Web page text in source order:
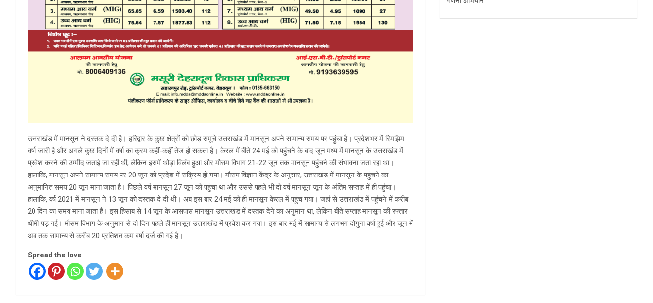
उत्तराखंड में मानसून ने दस्तक दे दी है। हरिद्वार के कुछ क्षेत्रों को छोड़ समूचे उत्तराखंड में मानसून अपने सामान्य समय पर पहुंचा है। प्रदेशभर में रिमझिम
वर्षा जारी है और अगले कुछ दिनों में वर्षा का क्रम कहीं-कहीं तेज हो सकता है। केरल में बीते 24 मई को पहुंचने के बाद जून मध्य में मानसून के उत्तराखंड में
प्रवेश करने की उम्मीद जताई जा रही थी, लेकिन इसमें थोड़ा विलंब हुआ और मौसम विभाग 21-22 जून तक मानसून पहुंचने की संभावना जता रहा था।
हालांकि, मानसून अपने सामान्य समय पर 20 जून को प्रदेश में सक्रिय हो गया। मौसम विज्ञान केंद्र के अनुसार, उत्तराखंड में मानसून के पहुंचने का
अनुमानित समय 20 जून माना जाता है। पिछले वर्ष मानसून 27 जून को पहुंचा था और उससे पहले भी दो वर्ष मानसून जून के अंतिम सप्ताह में ही पहुंचा।
हालांकि, वर्ष 2021 में मानसून ने 13 जून को दस्तक दे दी थी। अब इस बार 24 मई को ही मानसून केरल में पहुंच गया। जहां से उत्तराखंड में पहुंचने में करीब
20 दिन का समय माना जाता है। इस हिसाब से 14 जून के आसपास मानसून उत्तराखंड में दस्तक देने का अनुमान था, लेकिन बीते सप्ताह मानसून की रफ्तार
धीमी पड़ गई। मौसम विभाग के अनुमान से दो दिन पहले ही मानसून उत्तराखंड में प्रवेश कर गया। इस बार मई में सामान्य से लगभग दोगुना वर्षा हुई और जून में
अब तक सामान्य से करीब 20 प्रतिशत कम वर्षा दर्ज की गई है।
Spread the love